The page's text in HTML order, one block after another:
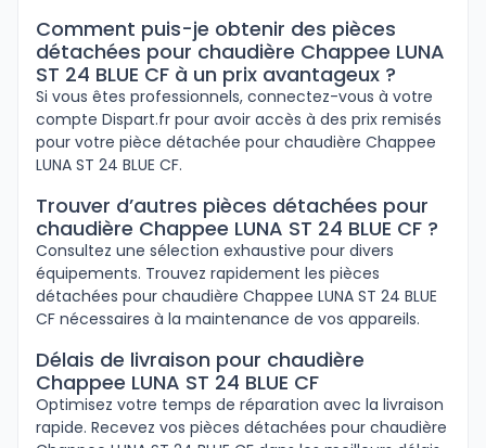
Comment puis-je obtenir des pièces
détachées pour chaudière Chappee LUNA
ST 24 BLUE CF à un prix avantageux ?
Si vous êtes professionnels, connectez-vous à votre
compte Dispart.fr pour avoir accès à des prix remisés
pour votre pièce détachée pour chaudière Chappee
LUNA ST 24 BLUE CF.
Trouver d’autres pièces détachées pour
chaudière Chappee LUNA ST 24 BLUE CF ?
Consultez une sélection exhaustive pour divers
équipements. Trouvez rapidement les pièces
détachées pour chaudière Chappee LUNA ST 24 BLUE
CF nécessaires à la maintenance de vos appareils.
Délais de livraison pour chaudière
Chappee LUNA ST 24 BLUE CF
Optimisez votre temps de réparation avec la livraison
rapide. Recevez vos pièces détachées pour chaudière